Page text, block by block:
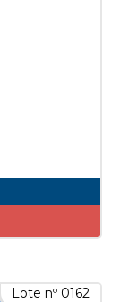
Lote nº 0162